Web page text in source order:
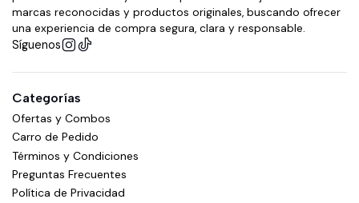
marcas reconocidas y productos originales, buscando ofrecer
una experiencia de compra segura, clara y responsable.
Síguenos
Categorías
Ofertas y Combos
Carro de Pedido
Términos y Condiciones
Preguntas Frecuentes
Política de Privacidad